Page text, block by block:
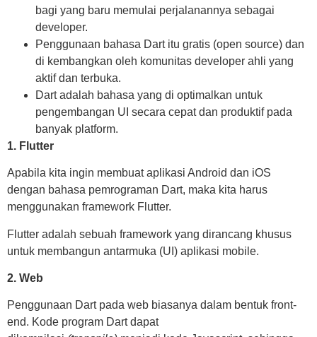
bagi yang baru memulai perjalanannya sebagai
developer.
Penggunaan bahasa Dart itu gratis (open source) dan
di kembangkan oleh komunitas developer ahli yang
aktif dan terbuka.
Dart adalah bahasa yang di optimalkan untuk
pengembangan UI secara cepat dan produktif pada
banyak platform.
1. Flutter
Apabila kita ingin membuat aplikasi Android dan iOS
dengan bahasa pemrograman Dart, maka kita harus
menggunakan framework Flutter.
Flutter adalah sebuah framework yang dirancang khusus
untuk membangun antarmuka (UI) aplikasi mobile.
2. Web
Penggunaan Dart pada web biasanya dalam bentuk front-
end. Kode program Dart dapat